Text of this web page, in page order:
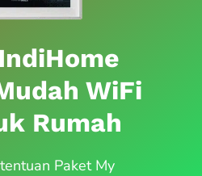
WiFi
Rumah
Paket My